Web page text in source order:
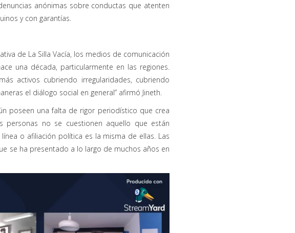
anónimas sobre conductas que atenten
y con garantías.
de La Silla Vacía, los medios de comunicación
una década, particularmente en las regiones.
activos cubriendo irregularidades, cubriendo
el diálogo social en general” afirmó Jineth.
poseen una falta de rigor periodístico que crea
personas no se cuestionen aquello que están
o afiliación política es la misma de ellas. Las
se ha presentado a lo largo de muchos años en